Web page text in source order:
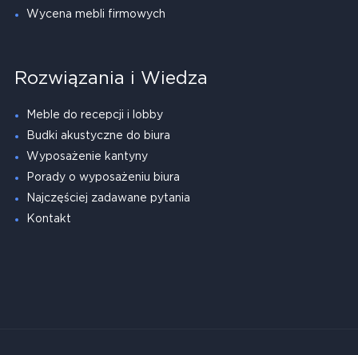
Wycena mebli firmowych
Rozwiązania i Wiedza
Meble do recepcji i lobby
Budki akustyczne do biura
Wyposażenie kantyny
Porady o wyposażeniu biura
Najczęściej zadawane pytania
Kontakt